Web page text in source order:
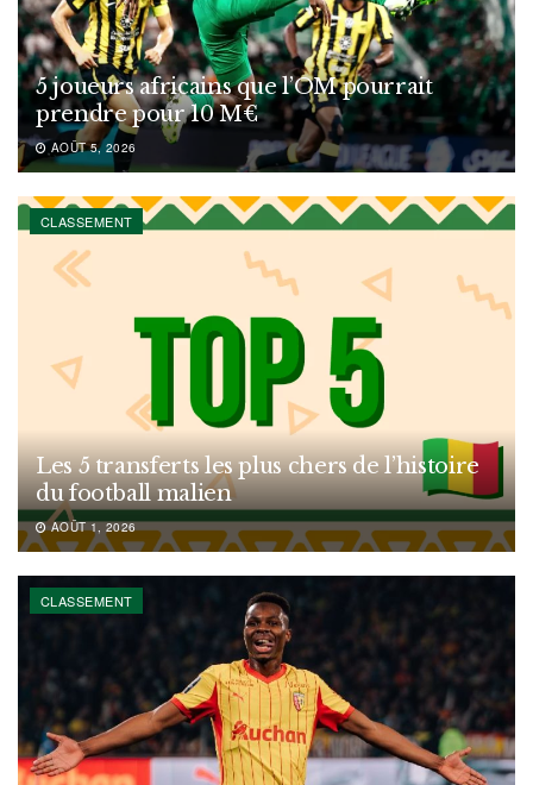
5 joueurs africains que l’OM pourrait
prendre pour 10 M€
AOÛT 5, 2026
CLASSEMENT
Les 5 transferts les plus chers de l’histoire
du football malien
AOÛT 1, 2026
CLASSEMENT